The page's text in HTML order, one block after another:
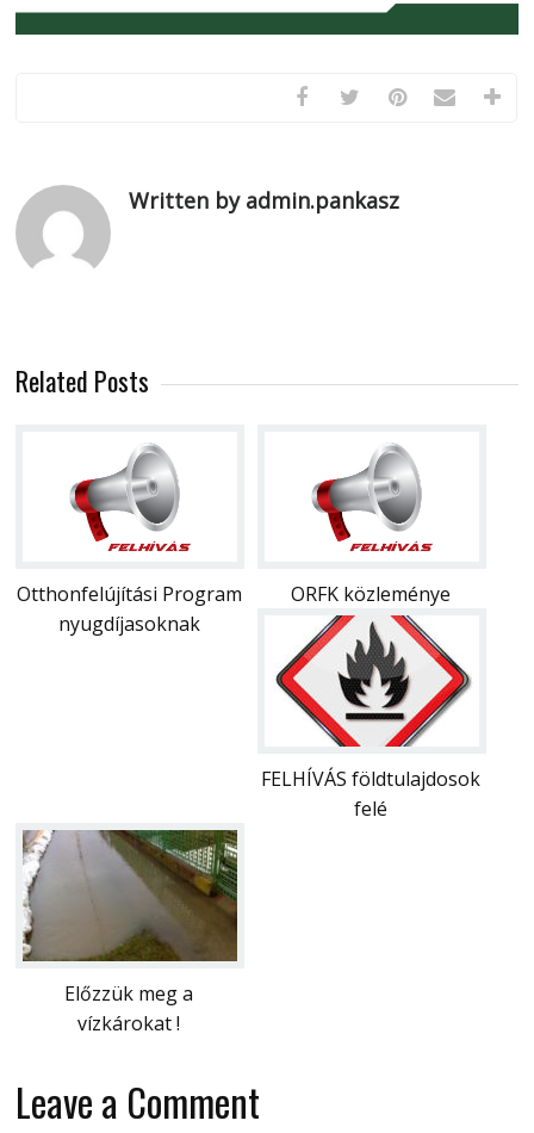
Written by admin.pankasz
Related Posts
Otthonfelújítási Program
nyugdíjasoknak
ORFK közleménye
FELHÍVÁS földtulajdosok
felé
Előzzük meg a
vízkárokat !
Leave a Comment